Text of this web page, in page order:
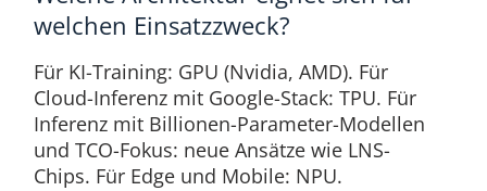
welchen Einsatzzweck?
Für KI-Training: GPU (Nvidia, AMD). Für
Cloud-Inferenz mit Google-Stack: TPU. Für
Inferenz mit Billionen-Parameter-Modellen
und TCO-Fokus: neue Ansätze wie LNS-
Chips. Für Edge und Mobile: NPU.